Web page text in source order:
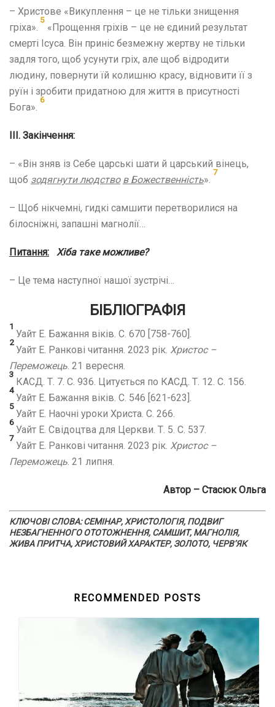
– Христове «Викуплення – це не тільки знищення
гріха».
5
«Прощення гріхів – це не єдиний результат
смерті Ісуса. Він приніс безмежну жертву не тільки
задля того, щоб усунути гріх, але щоб відродити
людину, повернути їй колишню красу, відновити її з
руїн і зробити придатною для життя в присутності
Бога».
6
ІІІ. Закінчення:
– «Він зняв із Себе царські шати й царський вінець,
щоб зодягнутилюдство в Божественність».
7
– Щоб нікчемні, гидкі самшити перетворилися на
білосніжні, запашні магнолії…
Питання: Хіба таке можливе?
– Це тема наступної нашої зустрічі…
БІБЛІОГРАФІЯ
1
Уайт Е. Бажання віків. С. 670 [758-760].
2
Уайт Е. Ранкові читання. 2023 рік. Христос –
Переможець. 21 вересня.
3
КАСД. Т. 7. С. 936. Цитується по КАСД. Т. 12. С. 156.
4
Уайт Е. Бажання віків. С. 546 [621-623].
5
Уайт Е. Наочні уроки Христа. С. 266.
6
Уайт Е. Свідоцтва для Церкви. Т. 5. С. 537.
7
Уайт Е. Ранкові читання. 2023 рік. Христос –
Переможець. 21 липня.
Автор – Стасюк Ольга
КЛЮЧОВІ СЛОВА: СЕМІНАР, ХРИСТОЛОГІЯ, ПОДВИГ
НЕЗБАГНЕННОГО ОТОТОЖНЕННЯ, САМШИТ, МАГНОЛІЯ,
ЖИВА ПРИТЧА, ХРИСТОВИЙ ХАРАКТЕР, ЗОЛОТО, ЧЕРВ’ЯК
RECOMMENDED POSTS